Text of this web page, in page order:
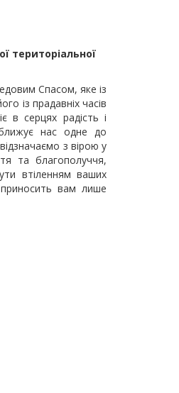
територіальної
Спасом, яке із
із прадавніх часів
в серцях радість і
нас одне до
з вірою у
та благополуччя,
втіленням ваших
вам лише